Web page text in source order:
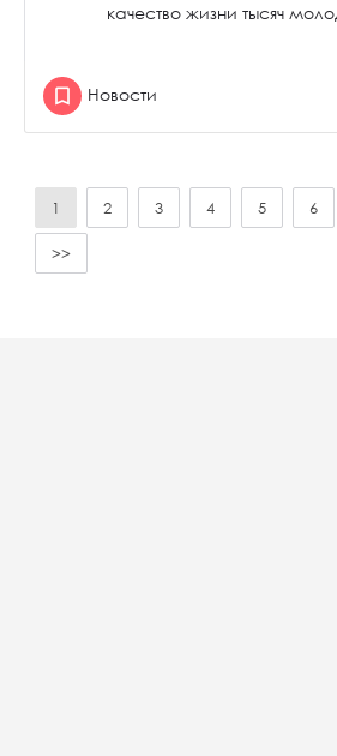
качество жизни тысяч
Новости
1 2 3 4 5 6
>>